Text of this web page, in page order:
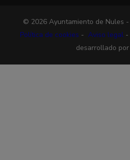
© 2026 Ayuntamiento de Nules -
Política de cookies - Aviso legal-
desarrollado por